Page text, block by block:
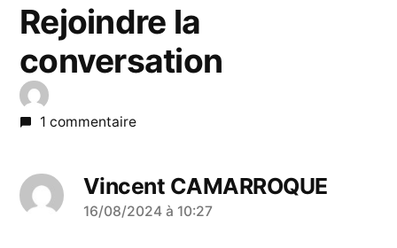
Rejoindre la
conversation
1 commentaire
Vincent CAMARROQUE
a
16/08/2024 à 10:27